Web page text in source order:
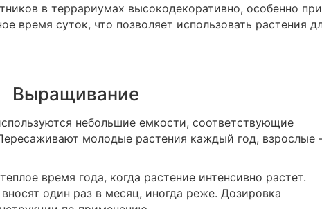
в террариумах высокодекоративно, особенно при
время суток, что позволяет использовать растения
Выращивание
небольшие емкости, соответствующие
молодые растения каждый год, взрослые
время года, когда растение интенсивно растет.
один раз в месяц, иногда реже. Дозировка